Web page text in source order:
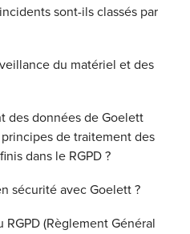
sont-ils classés par
du matériel et des
des données de Goelett
de traitement des
dans le RGPD ?
sécurité avec Goelett ?
(Règlement Général